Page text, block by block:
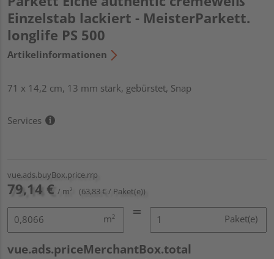
Einzelstab lackiert - MeisterParkett.
longlife PS 500
Artikelinformationen
71 x 14,2 cm, 13 mm stark, gebürstet, Snap
Services
vue.ads.buyBox.price.rrp
79,14 € / m² (63,83 € / Paket(e))
m² Paket(e)
vue.ads.priceMerchantBox.total